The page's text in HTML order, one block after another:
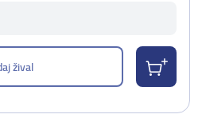
žival